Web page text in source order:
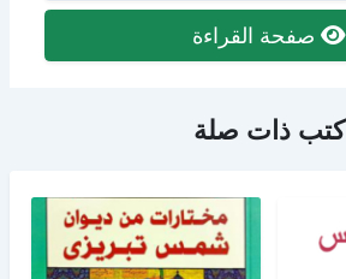
صفحة القراءة
كتب ذات صلة